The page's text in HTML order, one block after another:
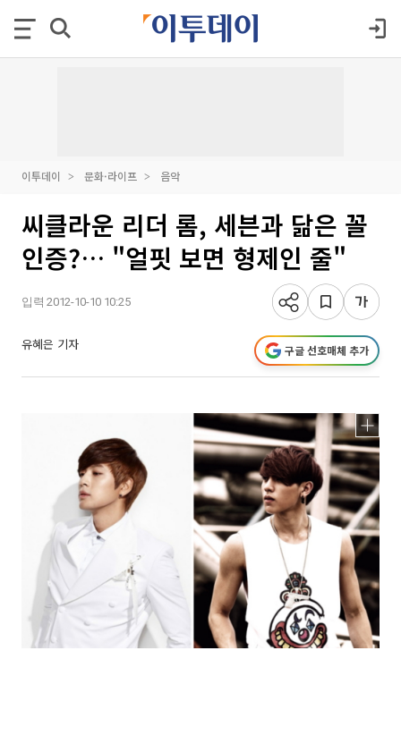
이투데이 문화·라이프 음악
씨클라운 리더 롬, 세븐과 닮은 꼴
인증?… "얼핏 보면 형제인 줄"
입력 2012-10-10 10:25
유혜은 기자 구글 선호매체 추가